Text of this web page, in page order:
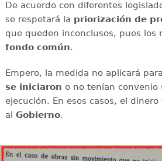
De acuerdo con diferentes
se respetará la priorización de
que queden inconclusos, pues los
fondo común.
Empero, la medida no aplicará
se iniciaron o no tenían convenio
ejecución. En esos casos, el
al Gobierno.